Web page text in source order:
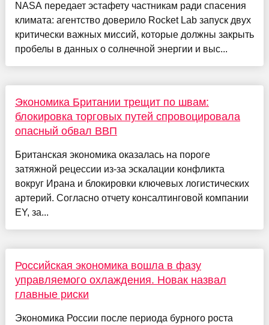
NASA передает эстафету частникам ради спасения
климата: агентство доверило Rocket Lab запуск двух
критически важных миссий, которые должны закрыть
пробелы в данных о солнечной энергии и выс...
Экономика Британии трещит по швам:
блокировка торговых путей спровоцировала
опасный обвал ВВП
Британская экономика оказалась на пороге
затяжной рецессии из-за эскалации конфликта
вокруг Ирана и блокировки ключевых логистических
артерий. Согласно отчету консалтинговой компании
EY, за...
Российская экономика вошла в фазу
управляемого охлаждения. Новак назвал
главные риски
Экономика России после периода бурного роста